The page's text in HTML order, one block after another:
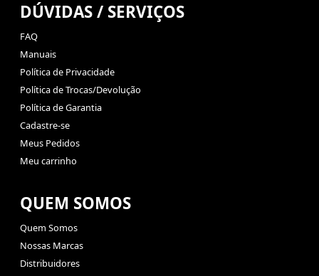
DÚVIDAS / SERVIÇOS
FAQ
Manuais
Política de Privacidade
Política de Trocas/Devolução
Política de Garantia
Cadastre-se
Meus Pedidos
Meu carrinho
QUEM SOMOS
Quem Somos
Nossas Marcas
Distribuidores